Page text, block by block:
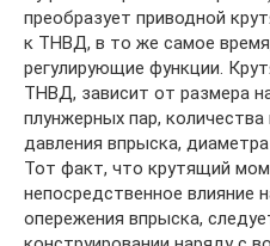
преобразует приводной
к ТНВД, в то же самое
регулирующие функции.
ТНВД, зависит от размера
плунжерных пар,
давления впрыска,
Тот факт, что крутящий
непосредственное влияние
опережения впрыска,